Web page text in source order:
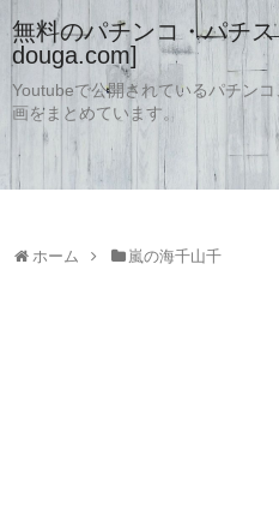
無料のパチンコ・パチ
douga.com]
Youtubeで公開されているパチン
画をまとめています。
ホーム 嵐の海千山千